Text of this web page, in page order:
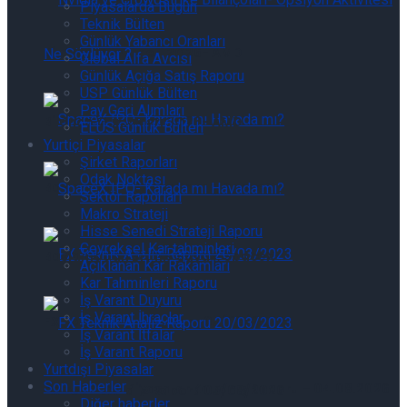
Bilanço Günlükleri 2Q26- AMD
Başlamadan Bitmiş Savaş, SpaceX
FX Teknik Analiz Raporu 05/08/2026
Uluslararası Piyasalar Kapanış Raporu – 04.08.2026
Bilanço Günlükleri 2Q26- AMD
Başlamadan Bitmiş Savaş, SpaceX
FX Teknik Analiz Raporu 05/08/2026
Piyasalarda Bugün
Teknik Bülten
Günlük Yabancı Oranları
Global Alfa Avcısı
Günlük Açığa Satış Raporu
USP Günlük Bülten
Pay Geri Alımları
ELÜS Günlük Bülten
Yurtiçi Piyasalar
Şirket Raporları
Odak Noktası
Sektör Raporları
Makro Strateji
Hisse Senedi Strateji Raporu
Çeyreksel Kar tahminleri
Açıklanan Kar Rakamları
Kar Tahminleri Raporu
İş Varant Duyuru
İş Varant İhraçlar
İş Varant İtfalar
İş Varant Raporu
Yurtdışı Piyasalar
Son Haberler